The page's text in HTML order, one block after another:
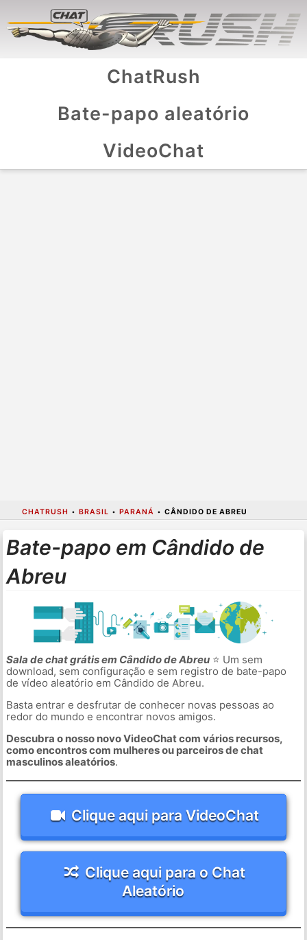
ChatRush
Bate-papo aleatório
VideoChat
CHATRUSH • BRASIL • PARANÁ • CÂNDIDO DE ABREU
Bate-papo em Cândido de
Abreu
Sala de chat grátis em Cândido de Abreu⭐ Um sem
download, sem configuração e sem registro de bate-papo
de vídeo aleatório em Cândido de Abreu.
Basta entrar e desfrutar de conhecer novas pessoas ao
redor do mundo e encontrar novos amigos.
Descubra o nosso novo VideoChat com vários recursos,
como encontros com mulheres ou parceiros de chat
masculinos aleatórios.
Clique aqui para VideoChat
Clique aqui para o Chat
Aleatório